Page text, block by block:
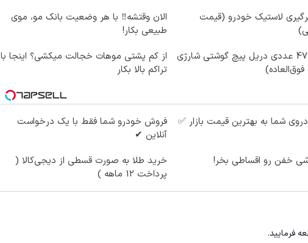
لاستیک خودرو (قیمت
الان وقتشه‼️ با هر وضعیت بانک مو، موی
طبیعی بکار!
مجموعه 47 عددی دریل پیچ گوشتی شارژی‌
از کم پشتی موهات خجالت میکشی؟ اینجا با
تراکم بالا بکار
شما به بهترین قیمت بازار ✅
فروش خودرو شما فقط با یک درخواست
آنلاین ✔
خفن رو اقساطی بخر!
خرید طلا به صورت قسطی از دیجی‌کالا (
پرداخت 12 ماهه )
فرمایید.